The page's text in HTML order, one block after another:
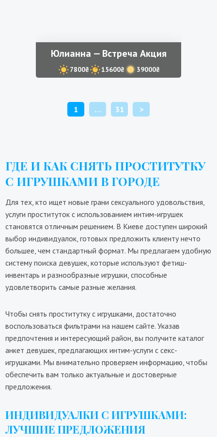
Юлианна — Встреча Акция
7800₴ 15600₴ 39000₴
ПАГИНАЦИЯ
1 … 31 >
ГДЕ И КАК СНЯТЬ ПРОСТИТУТКУ
С ИГРУШКАМИ В ГОРОДЕ
Для тех, кто ищет новые грани сексуального удовольствия,
услуги проституток с использованием интим-игрушек
становятся отличным решением. В Киеве доступен широкий
выбор индивидуалок, готовых предложить клиенту нечто
большее, чем стандартный формат. Мы предлагаем удобную
систему поиска девушек, которые используют фетиш-
инвентарь и разнообразные игрушки, способные
удовлетворить самые разные желания.
Чтобы снять проститутку с игрушками, достаточно
воспользоваться фильтрами на нашем сайте. Указав
предпочтения и интересующий район, вы получите каталог
анкет девушек, предлагающих интим-услуги с секс-
игрушками. Мы внимательно проверяем информацию, чтобы
обеспечить вам только актуальные и достоверные
предложения.
ИНДИВИДУАЛКИ С ИГРУШКАМИ:
ЛУЧШИЕ ПРЕДЛОЖЕНИЯ